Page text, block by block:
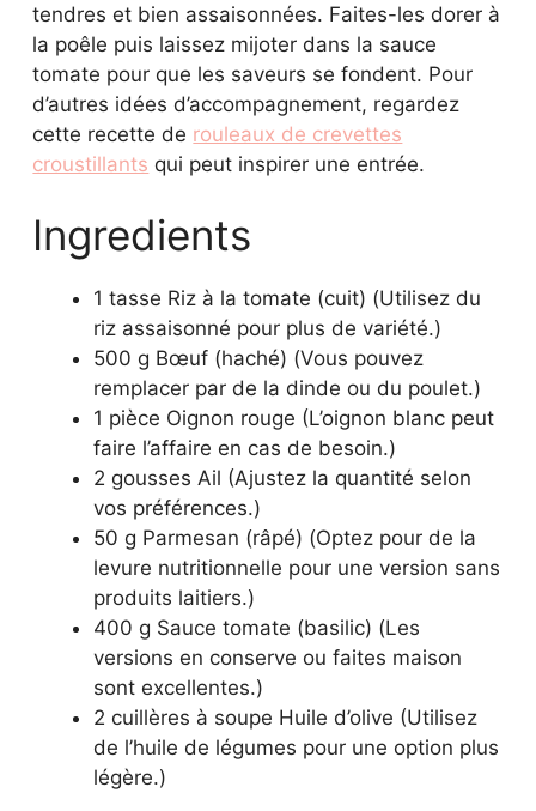
tendres et bien assaisonnées. Faites-les dorer à
la poêle puis laissez mijoter dans la sauce
tomate pour que les saveurs se fondent. Pour
d’autres idées d’accompagnement, regardez
cette recette de rouleaux de crevettes
croustillants qui peut inspirer une entrée.
Ingredients
1 tasse Riz à la tomate (cuit) (Utilisez du
riz assaisonné pour plus de variété.)
500 g Bœuf (haché) (Vous pouvez
remplacer par de la dinde ou du poulet.)
1 pièce Oignon rouge (L’oignon blanc peut
faire l’affaire en cas de besoin.)
2 gousses Ail (Ajustez la quantité selon
vos préférences.)
50 g Parmesan (râpé) (Optez pour de la
levure nutritionnelle pour une version sans
produits laitiers.)
400 g Sauce tomate (basilic) (Les
versions en conserve ou faites maison
sont excellentes.)
2 cuillères à soupe Huile d’olive (Utilisez
de l’huile de légumes pour une option plus
légère.)